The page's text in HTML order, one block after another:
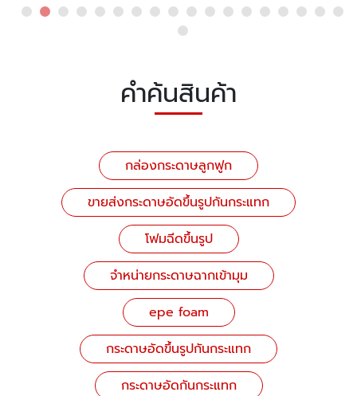
คำค้นสินค้า
กล่องกระดาษลูกฟูก
ขายส่งกระดาษอัดขึ้นรูปกันกระแทก
โฟมฉีดขึ้นรูป
จำหน่ายกระดาษฉากเข้ามุม
epe foam
กระดาษอัดขึ้นรูปกันกระแทก
กระดาษอัดกันกระแทก